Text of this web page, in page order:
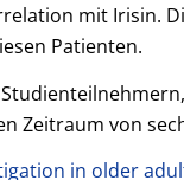
mit Irisin.
Patienten.
Zeitraum von
in older